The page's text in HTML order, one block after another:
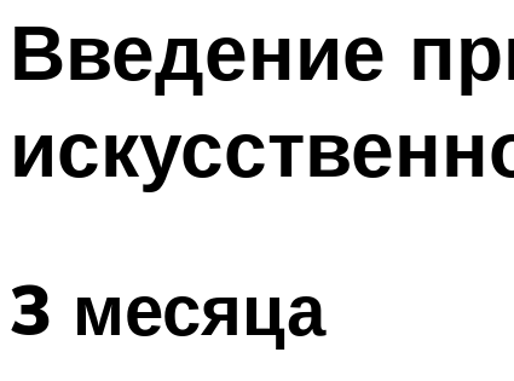
Введение
3 месяца